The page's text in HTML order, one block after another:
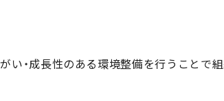
い・成長性のある環境整備を行うことで